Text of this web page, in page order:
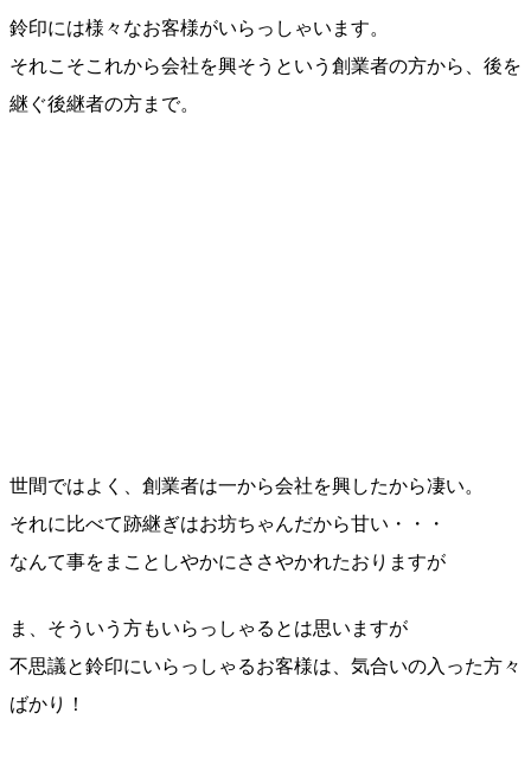
鈴印には様々なお客様がいらっしゃいます。
それこそこれから会社を興そうという創業者の方から、後を
継ぐ後継者の方まで。
世間ではよく、創業者は一から会社を興したから凄い。
それに比べて跡継ぎはお坊ちゃんだから甘い・・・
なんて事をまことしやかにささやかれたおりますが
ま、そういう方もいらっしゃるとは思いますが
不思議と鈴印にいらっしゃるお客様は、気合いの入った方々
ばかり！